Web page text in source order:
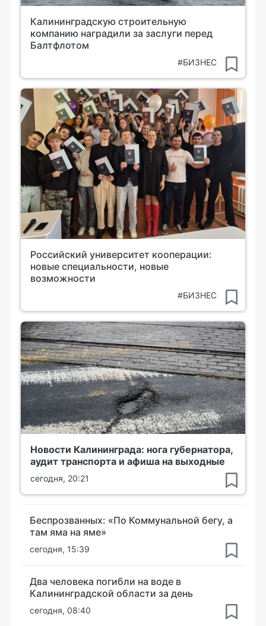
Калининградскую строительную
компанию наградили за заслуги перед
Балтфлотом
#БИЗНЕС
Российский университет кооперации:
новые специальности, новые
возможности
#БИЗНЕС
Новости Калининграда: нога губернатора,
аудит транспорта и афиша на выходные
сегодня, 20:21
Беспрозванных: «По Коммунальной бегу, а
там яма на яме»
сегодня, 15:39
Два человека погибли на воде в
Калининградской области за день
сегодня, 08:40